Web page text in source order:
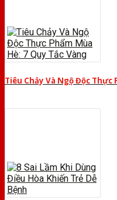
Tiêu Chảy Và Ngộ Độc Thực